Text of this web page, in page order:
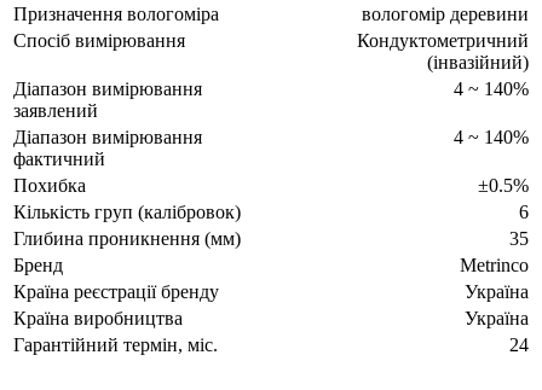
Призначення вологоміра
вологомір деревини
Спосіб вимірювання
Кондуктометричний
(інвазійний)
Діапазон вимірювання
заявлений
4 ~ 140%
Діапазон вимірювання
фактичний
4 ~ 140%
Похибка
±0.5%
Кількість груп (калібровок)
6
Глибина проникнення (мм)
35
Бренд
Metrinco
Країна реєстрації бренду
Україна
Країна виробництва
Україна
Гарантійний термін, міс.
24